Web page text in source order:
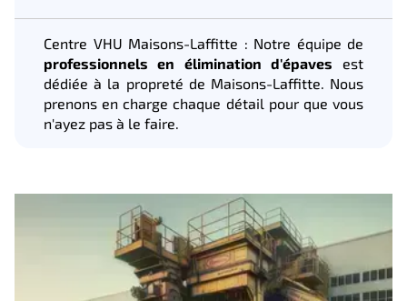
Centre VHU Maisons-Laffitte : Notre équipe de
professionnels en élimination d'épaves est
dédiée à la propreté de Maisons-Laffitte. Nous
prenons en charge chaque détail pour que vous
n'ayez pas à le faire.